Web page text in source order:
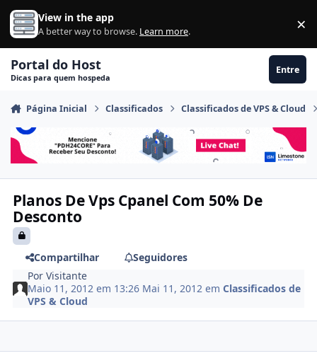
Ir para conteúdo
View in the app
A better way to browse. Learn more. ×
Portal do Host
Dicas para quem hospeda
Entre
Página Inicial Classificados Classificados de VPS & Cloud
Planos De Vps Cpanel Com 50% De
Desconto
Compartilhar
Seguidores
PorVisitante
Maio 11, 2012 em 13:26 Mai 11, 2012 emClassificados de
VPS & Cloud